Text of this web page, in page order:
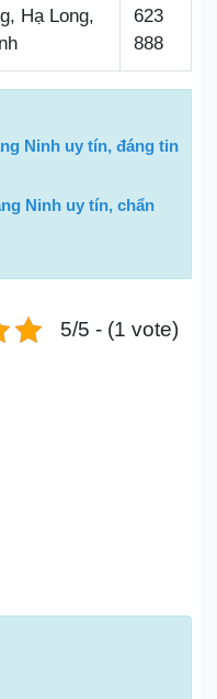
Hạ Long,
623
888
Ninh uy tín, đáng tin
Ninh uy tín, chẩn
5/5 - (1 vote)